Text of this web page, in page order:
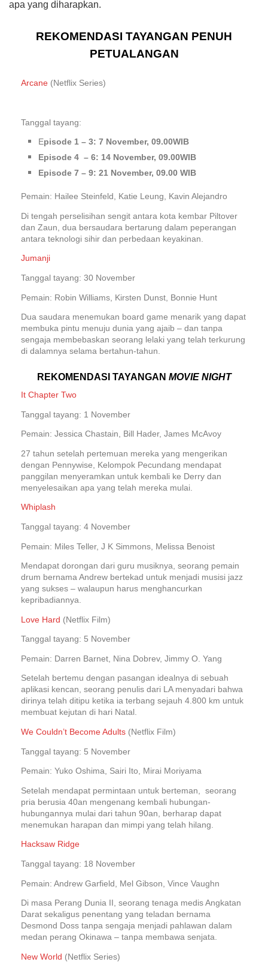
apa yang diharapkan.
REKOMENDASI TAYANGAN PENUH
PETUALANGAN
Arcane (Netflix Series)
Tanggal tayang:
Episode 1 – 3: 7 November, 09.00WIB
Episode 4 – 6: 14 November, 09.00WIB
Episode 7 – 9: 21 November, 09.00 WIB
Pemain: Hailee Steinfeld, Katie Leung, Kavin Alejandro
Di tengah perselisihan sengit antara kota kembar Piltover
dan Zaun, dua bersaudara bertarung dalam peperangan
antara teknologi sihir dan perbedaan keyakinan.
Jumanji
Tanggal tayang: 30 November
Pemain: Robin Williams, Kirsten Dunst, Bonnie Hunt
Dua saudara menemukan board game menarik yang dapat
membuka pintu menuju dunia yang ajaib – dan tanpa
sengaja membebaskan seorang lelaki yang telah terkurung
di dalamnya selama bertahun-tahun.
REKOMENDASI TAYANGAN MOVIE NIGHT
It Chapter Two
Tanggal tayang: 1 November
Pemain: Jessica Chastain, Bill Hader, James McAvoy
27 tahun setelah pertemuan mereka yang mengerikan
dengan Pennywise, Kelompok Pecundang mendapat
panggilan menyeramkan untuk kembali ke Derry dan
menyelesaikan apa yang telah mereka mulai.
Whiplash
Tanggal tayang: 4 November
Pemain: Miles Teller, J K Simmons, Melissa Benoist
Mendapat dorongan dari guru musiknya, seorang pemain
drum bernama Andrew bertekad untuk menjadi musisi jazz
yang sukses – walaupun harus menghancurkan
kepribadiannya.
Love Hard (Netflix Film)
Tanggal tayang: 5 November
Pemain: Darren Barnet, Nina Dobrev, Jimmy O. Yang
Setelah bertemu dengan pasangan idealnya di sebuah
aplikasi kencan, seorang penulis dari LA menyadari bahwa
dirinya telah ditipu ketika ia terbang sejauh 4.800 km untuk
membuat kejutan di hari Natal.
We Couldn’t Become Adults (Netflix Film)
Tanggal tayang: 5 November
Pemain: Yuko Oshima, Sairi Ito, Mirai Moriyama
Setelah mendapat permintaan untuk berteman, seorang
pria berusia 40an mengenang kembali hubungan-
hubungannya mulai dari tahun 90an, berharap dapat
menemukan harapan dan mimpi yang telah hilang.
Hacksaw Ridge
Tanggal tayang: 18 November
Pemain: Andrew Garfield, Mel Gibson, Vince Vaughn
Di masa Perang Dunia II, seorang tenaga medis Angkatan
Darat sekaligus penentang yang teladan bernama
Desmond Doss tanpa sengaja menjadi pahlawan dalam
medan perang Okinawa – tanpa membawa senjata.
New World (Netflix Series)